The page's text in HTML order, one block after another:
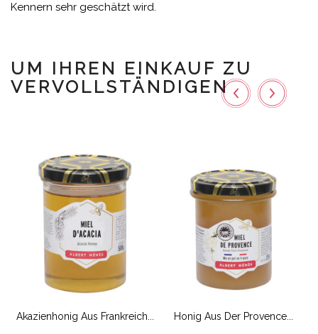
Kennern sehr geschätzt wird.
UM IHREN EINKAUF ZU
VERVOLLSTÄNDIGEN
Akazienhonig Aus Frankreich... Honig Aus Der Provence...